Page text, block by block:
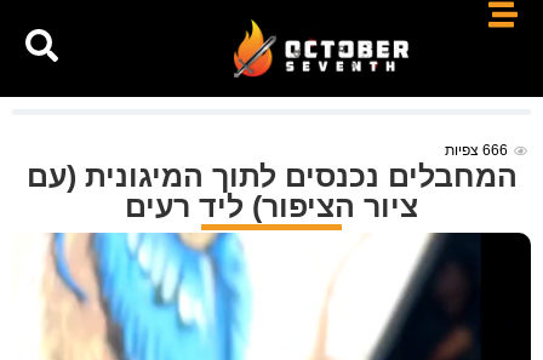
666צפיות
המחבלים נכנסים לתוך המיגונית (עם
ציור הציפור) ליד רעים